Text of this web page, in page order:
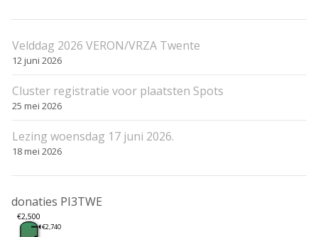
Velddag 2026 VERON/VRZA Twente
12 juni 2026
Cluster registratie voor plaatsten Spots
25 mei 2026
Lezing woensdag 17 juni 2026.
18 mei 2026
donaties PI3TWE
€2,500
€2,740